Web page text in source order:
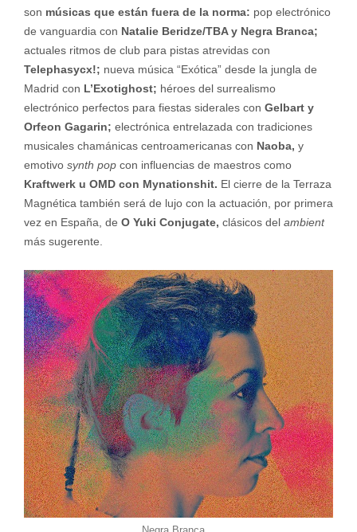
son músicas que están fuera de la norma: pop electrónico
de vanguardia con Natalie Beridze/TBA y Negra Branca;
actuales ritmos de club para pistas atrevidas con
Telephasycx!; nueva música “Exótica” desde la jungla de
Madrid con L’Exotighost; héroes del surrealismo
electrónico perfectos para fiestas siderales con Gelbart y
Orfeon Gagarin; electrónica entrelazada con tradiciones
musicales chamánicas centroamericanas con Naoba, y
emotivo synth pop con influencias de maestros como
Kraftwerk u OMD con Mynationshit. El cierre de la Terraza
Magnética también será de lujo con la actuación, por primera
vez en España, de O Yuki Conjugate, clásicos del ambient
más sugerente.